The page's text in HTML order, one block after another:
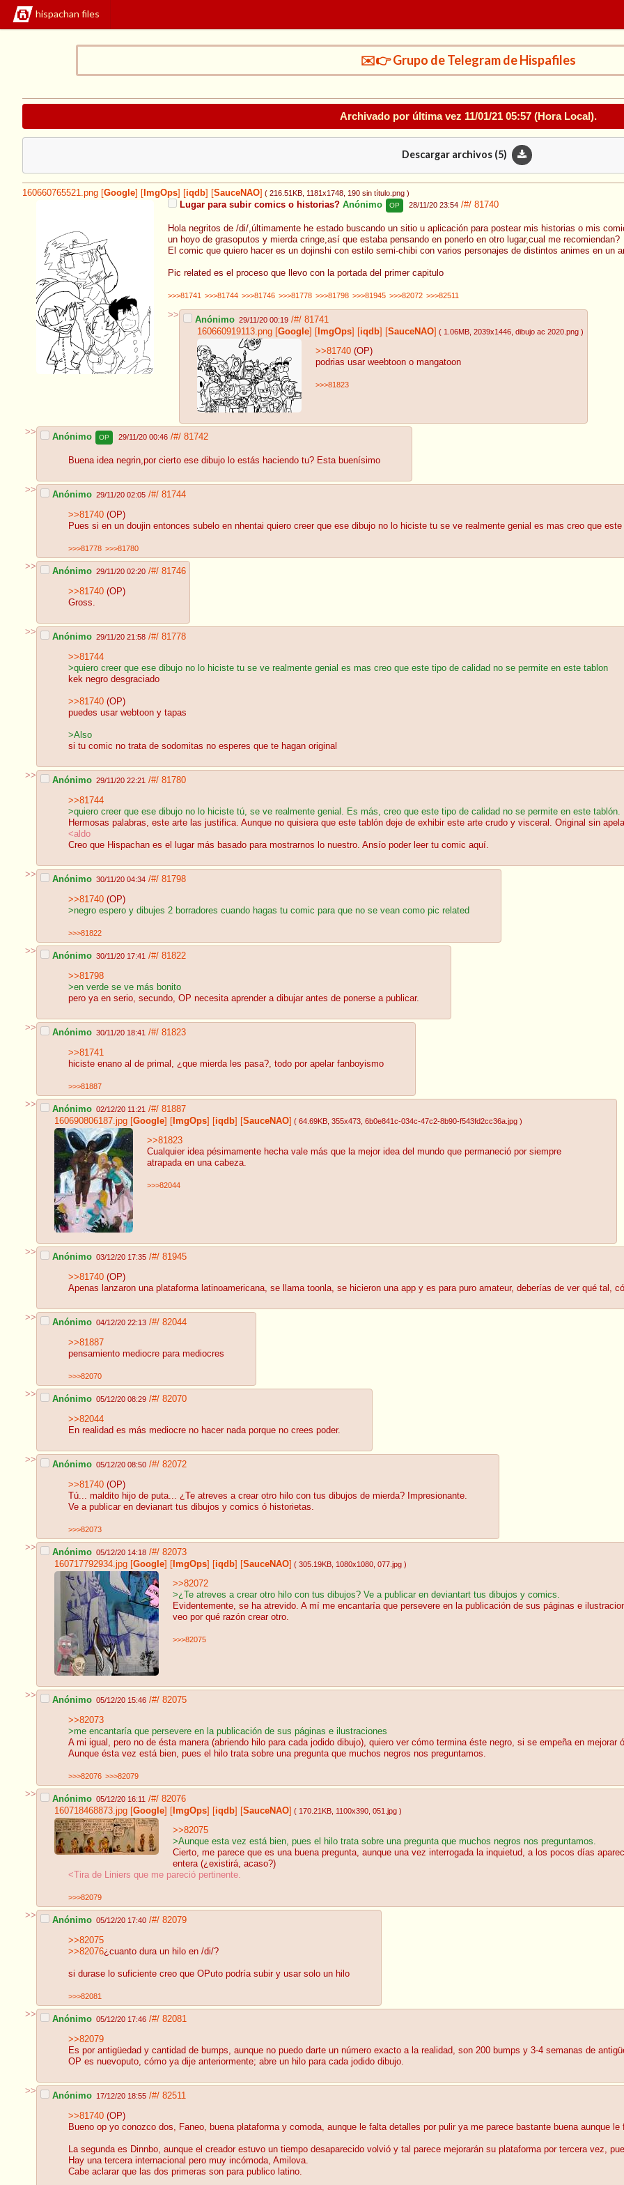
hispachan files
✉️👉 Grupo de Telegram de Hispafiles
Archivado por última vez 11/01/21 05:57(Hora Local).
Descargar archivos (5)
160660765521.png Google ImgOps iqdb SauceNAO ( 216.51KB , 1181x1748 , 190 sin título.png )
Lugar para subir comics o historias? Anónimo OP 28/11/20 23:54 /#/ 81740
Hola negritos de /di/,últimamente he estado buscando un sitio u aplicación para postear mis historias o mis
un hoyo de grasoputos y mierda cringe,así que estaba pensando en ponerlo en otro lugar,cual me recomiendan?
El comic que quiero hacer es un dojinshi con estilo semi-chibi con varios personajes de distintos animes en un
Pic related es el proceso que llevo con la portada del primer capitulo
>>>81741 >>>81744 >>>81746 >>>81778 >>>81798 >>>81945 >>>82072 >>>82511
>> Anónimo 29/11/20 00:19 /#/ 81741
160660919113.png [Google] [ ImgOps] [iqdb] [SauceNAO] ( 1.06MB , 2039x1446 , dibujo ac 2020.png )
>>81740 (OP)
podrias usar weebtoon o mangatoon
>>>81823
>> Anónimo OP 29/11/20 00:46 /#/ 81742
Buena idea negrin,por cierto ese dibujo lo estás haciendo tu? Esta buenísimo
>> Anónimo 29/11/20 02:05 /#/ 81744
>>81740 (OP)
Pues si en un doujin entonces subelo en nhentai quiero creer que ese dibujo no lo hiciste tu se ve realmente genial es mas creo que
>>>81778 >>>81780
>> Anónimo 29/11/20 02:20 /#/ 81746
>>81740 (OP)
Gross.
>> Anónimo 29/11/20 21:58 /#/ 81778
>>81744
>quiero creer que ese dibujo no lo hiciste tu se ve realmente genial es mas creo que este tipo de calidad no se permite en este tablon
kek negro desgraciado
>>81740 (OP)
puedes usar webtoon y tapas
>Also
si tu comic no trata de sodomitas no esperes que te hagan original
>> Anónimo 29/11/20 22:21 /#/ 81780
>>81744
>quiero creer que ese dibujo no lo hiciste tú, se ve realmente genial. Es más, creo que este tipo de calidad no se permite en este tablón.
Hermosas palabras, este arte las justifica. Aunque no quisiera que este tablón deje de exhibir este arte crudo y visceral. Original sin
<aldo
Creo que Hispachan es el lugar más basado para mostrarnos lo nuestro. Ansío poder leer tu comic aquí.
>> Anónimo 30/11/20 04:34 /#/ 81798
>>81740 (OP)
>negro espero y dibujes 2 borradores cuando hagas tu comic para que no se vean como pic related
>>>81822
>> Anónimo 30/11/20 17:41 /#/ 81822
>>81798
>en verde se ve más bonito
pero ya en serio, secundo, OP necesita aprender a dibujar antes de ponerse a publicar.
>> Anónimo 30/11/20 18:41 /#/ 81823
>>81741
hiciste enano al de primal, ¿que mierda les pasa?, todo por apelar fanboyismo
>>>81887
>> Anónimo 02/12/20 11:21 /#/ 81887
160690806187.jpg [Google] [ ImgOps] [iqdb] [SauceNAO] ( 64.69KB , 355x473 , 6b0e841c-034c-47c2-8b90-f543fd2cc36a.jpg )
>>81823
Cualquier idea pésimamente hecha vale más que la mejor idea del mundo que permaneció por siempre
atrapada en una cabeza.
>>>82044
>> Anónimo 03/12/20 17:35 /#/ 81945
>>81740 (OP)
Apenas lanzaron una plataforma latinoamericana, se llama toonla, se hicieron una app y es para puro amateur, deberías de ver qué tal,
>> Anónimo 04/12/20 22:13 /#/ 82044
>>81887
pensamiento mediocre para mediocres
>>>82070
>> Anónimo 05/12/20 08:29 /#/ 82070
>>82044
En realidad es más mediocre no hacer nada porque no crees poder.
>> Anónimo 05/12/20 08:50 /#/ 82072
>>81740 (OP)
Tú... maldito hijo de puta... ¿Te atreves a crear otro hilo con tus dibujos de mierda? Impresionante.
Ve a publicar en devianart tus dibujos y comics ó historietas.
>>>82073
>> Anónimo 05/12/20 14:18 /#/ 82073
160717792934.jpg [Google] [ ImgOps] [iqdb] [SauceNAO] ( 305.19KB , 1080x1080 , 077.jpg )
>>82072
>¿Te atreves a crear otro hilo con tus dibujos? Ve a publicar en deviantart tus dibujos y comics.
Evidentemente, se ha atrevido. A mí me encantaría que persevere en la publicación de sus páginas e
veo por qué razón crear otro.
>>>82075
>> Anónimo 05/12/20 15:46 /#/ 82075
>>82073
>me encantaría que persevere en la publicación de sus páginas e ilustraciones
A mi igual, pero no de ésta manera (abriendo hilo para cada jodido dibujo), quiero ver cómo termina éste negro, si se empeña en mejorar
Aunque ésta vez está bien, pues el hilo trata sobre una pregunta que muchos negros nos preguntamos.
>>>82076 >>>82079
>> Anónimo 05/12/20 16:11 /#/ 82076
160718468873.jpg [Google] [ ImgOps] [iqdb] [SauceNAO] ( 170.21KB , 1100x390 , 051.jpg )
>>82075
>Aunque esta vez está bien, pues el hilo trata sobre una pregunta que muchos negros nos preguntamos.
Cierto, me parece que es una buena pregunta, aunque una vez interrogada la inquietud, a los pocos días
entera (¿existirá, acaso?)
<Tira de Liniers que me pareció pertinente.
>>>82079
>> Anónimo 05/12/20 17:40 /#/ 82079
>>82075
>>82076¿cuanto dura un hilo en /di/?
si durase lo suficiente creo que OPuto podría subir y usar solo un hilo
>>>82081
>> Anónimo 05/12/20 17:46 /#/ 82081
>>82079
Es por antigüedad y cantidad de bumps, aunque no puedo darte un número exacto a la realidad, son 200 bumps y 3-4 semanas de
OP es nuevoputo, cómo ya dije anteriormente; abre un hilo para cada jodido dibujo.
>> Anónimo 17/12/20 18:55 /#/ 82511
>>81740 (OP)
Bueno op yo conozco dos, Faneo, buena plataforma y comoda, aunque le falta detalles por pulir ya me parece bastante buena aunque le
La segunda es Dinnbo, aunque el creador estuvo un tiempo desaparecido volvió y tal parece mejorarán su plataforma por tercera vez,
Hay una tercera internacional pero muy incómoda, Amilova.
Cabe aclarar que las dos primeras son para publico latino.